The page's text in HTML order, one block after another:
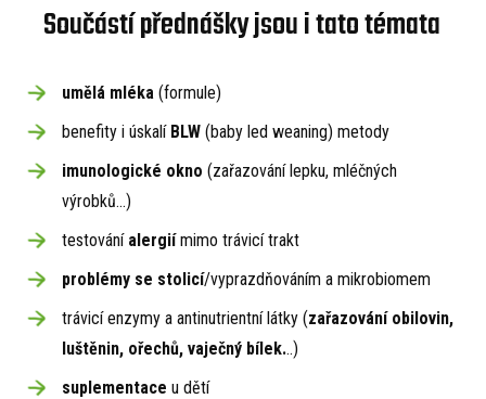
Součástí přednášky jsou i tato témata
umělá mléka (formule)
benefity i úskalí BLW (baby led weaning) metody
imunologické okno (zařazování lepku, mléčných
výrobků...)
testování alergiímimo trávicí trakt
problémy se stolicí/vyprazdňováním a mikrobiomem
trávicí enzymy a antinutrientní látky (zařazování obilovin,
luštěnin, ořechů, vaječný bílek...)
suplementace u dětí